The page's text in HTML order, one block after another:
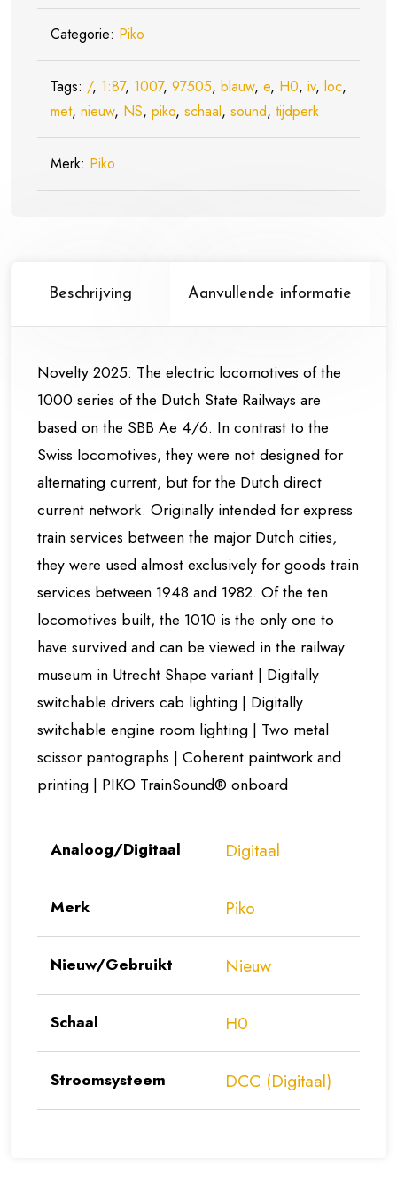
loc
Blauw
Tijdperk
IV
met
Sound
-
Schaal
Nieuw
Categorie: Piko
Tags: /, 1:87, 1007, 97505, blauw, e, H0, iv, loc,
met, nieuw, NS, piko, schaal, sound, tijdperk
Merk: Piko
Beschrijving Aanvullende informatie
Novelty 2025: The electric locomotives of the
1000 series of the Dutch State Railways are
based on the SBB Ae 4/6. In contrast to the
Swiss locomotives, they were not designed for
alternating current, but for the Dutch direct
current network. Originally intended for express
train services between the major Dutch cities,
they were used almost exclusively for goods train
services between 1948 and 1982. Of the ten
locomotives built, the 1010 is the only one to
have survived and can be viewed in the railway
museum in Utrecht Shape variant | Digitally
switchable drivers cab lighting | Digitally
switchable engine room lighting | Two metal
scissor pantographs | Coherent paintwork and
printing | PIKO TrainSound® onboard
Analoog/Digitaal Digitaal
Merk Piko
Nieuw/Gebruikt Nieuw
Schaal H0
Stroomsysteem DCC (Digitaal)